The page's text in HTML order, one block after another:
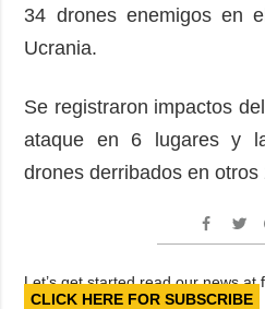
34 drones enemigos en
Ucrania.
Se registraron impactos
ataque en 6 lugares y
drones derribados en otros
Let’s get started read our news
CLICK HERE FOR SUBSCRIBE